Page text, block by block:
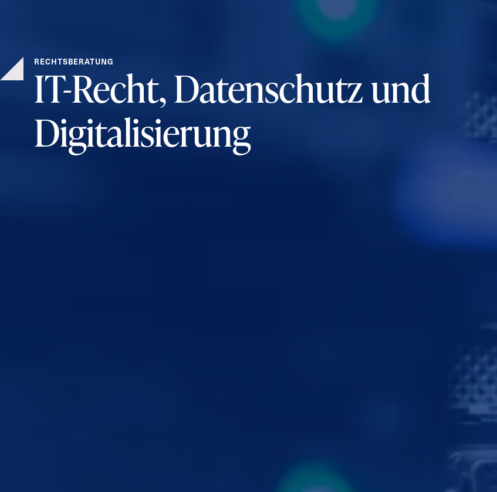
RECHTSBERATUNG
IT-Recht, Datenschutz und
Digitalisierung